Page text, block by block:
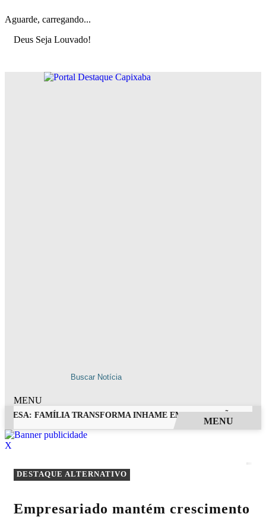
Aguarde, carregando...
Deus Seja Louvado!
MENU
FAMÍLIA TRANSFORMA INHAME EM DOCES, PÃES E
MENU
X
DESTAQUE ALTERNATIVO
Empresariado mantém crescimento